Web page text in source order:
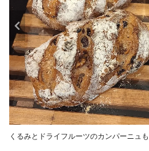
くるみとドライフルーツのカンパーニュ